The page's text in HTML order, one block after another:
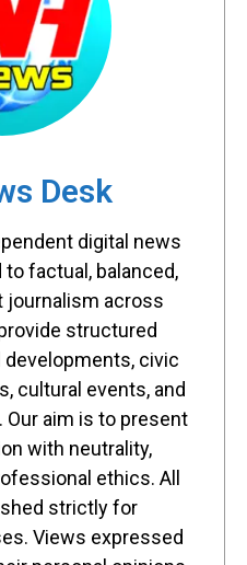
Desk
digital news
factual, balanced,
journalism across
structured
civic
cultural events, and
aim is to present
with neutrality,
ethics. All
strictly for
Views expressed